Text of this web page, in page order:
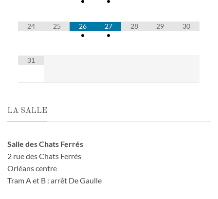
24 25
26
•
27
•
28 29 30
31
LA SALLE
Salle des Chats Ferrés
2 rue des Chats Ferrés
Orléans centre
Tram A et B : arrêt De Gaulle